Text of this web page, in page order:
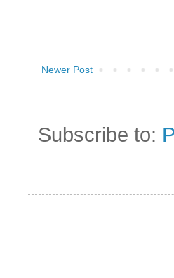
Newer Post
Subscribe to: